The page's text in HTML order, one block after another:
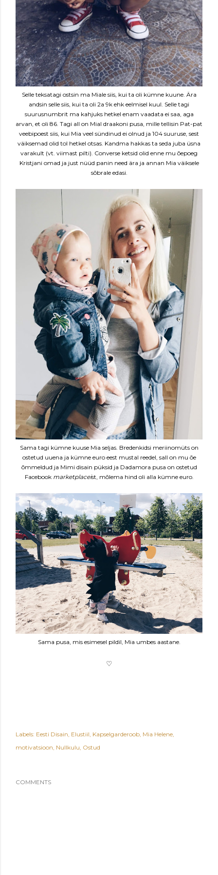
Selle teksatagi ostsin ma Miale siis, kui ta oli kümne kuune. Ära
andsin selle siis, kui ta oli 2a 9k ehk eelmisel kuul. Selle tagi
suurusnumbrit ma kahjuks hetkel enam vaadata ei saa, aga
arvan, et oli 86. Tagi all on Mial draakoni pusa, mille tellisin Pat-pat
veebipoest siis, kui Mia veel sündinud ei olnud ja 104 suuruse, sest
väiksemad olid tol hetkel otsas. Kandma hakkas ta seda juba üsna
varakult (vt. viimast pilti). Converse ketsid olid enne mu õepoeg
Kristjani omad ja just nüüd panin need ära ja annan Mia väiksele
sõbrale edasi.
Sama tagi kümne kuuse Mia seljas. Bredenkidsi meriinomüts on
ostetud uuena ja kümne euro eest mustal reedel, sall on mu õe
õmmeldud ja Mimi disain püksid ja Dadamora pusa on ostetud
Facebook marketplaceist, mõlema hind oli alla kümne euro.
Sama pusa, mis esimesel pildil, Mia umbes aastane.
♡
Labels: Eesti Disain Elustiil Kapselgarderoob Mia Helene
motivatsioon Nullkulu Ostud
COMMENTS